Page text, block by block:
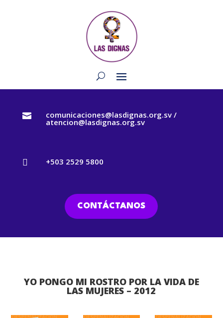
 comunicaciones@lasdignas.org.sv /
atencion@lasdignas.org.sv
 +503 2529 5800
CONTÁCTANOS
YO PONGO MI ROSTRO POR LA VIDA DE
LAS MUJERES – 2012